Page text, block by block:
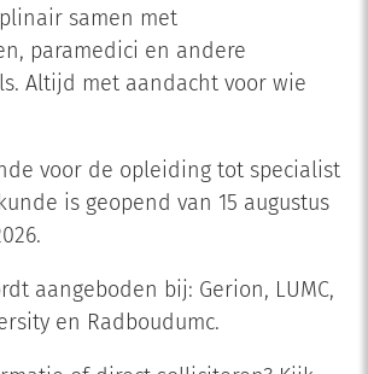
samen met
paramedici en andere
Altijd met aandacht voor wie
voor de opleiding tot specialist
is geopend van 15 augustus
aangeboden bij: Gerion, LUMC,
en Radboudumc.